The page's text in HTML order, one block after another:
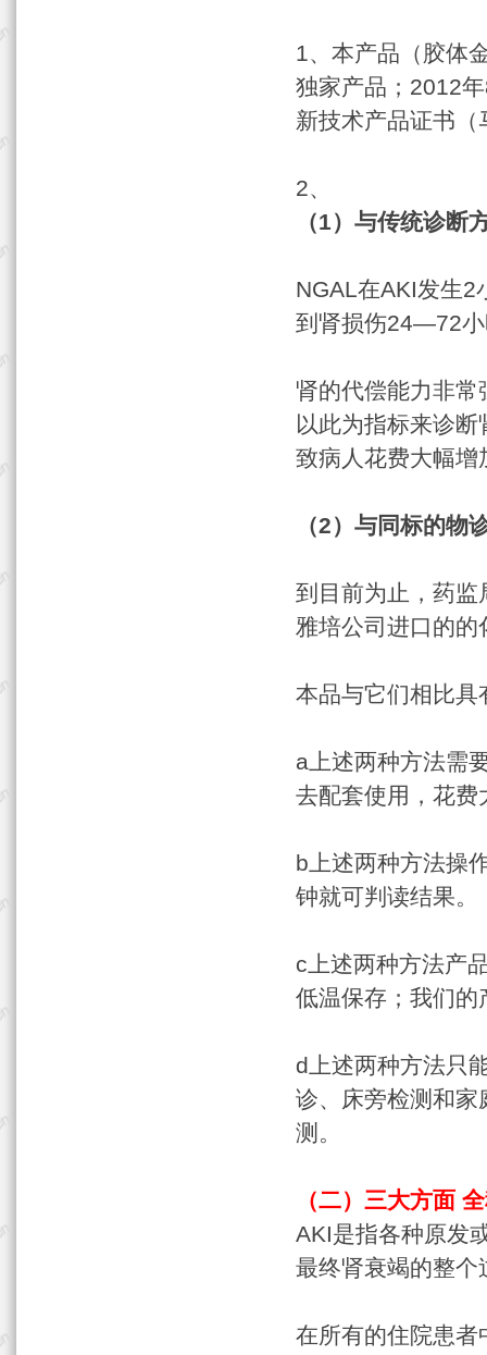
1、本产品（胶体
独家产品；2012
新技术产品证书
2、
（1）与传统诊断
NGAL在AKI发生2
到肾损伤24—72
肾的代偿能力非
以此为指标来诊
致病人花费大幅增
（2）与同标的物
到目前为止，药
雅培公司进口的的
本品与它们相比具
a上述两种方法需
去配套使用，花
b上述两种方法操
钟就可判读结果。
c上述两种方法产
低温保存；我们
d上述两种方法只
诊、床旁检测和家
测。
（二）三大方面
AKI是指各种原发
最终肾衰竭的整个
在所有的住院患